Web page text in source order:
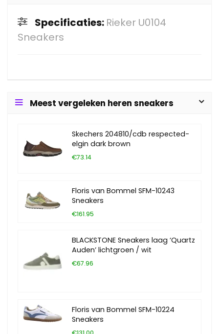
Specificaties: Rieker U0104
Sneakers
Meest vergeleken heren sneakers
Skechers 204810/cdb respected-
elgin dark brown
€73.14
Floris van Bommel SFM-10243
Sneakers
€161.95
BLACKSTONE Sneakers laag ‘Quartz
Auden’ lichtgroen / wit
€67.96
Floris van Bommel SFM-10224
Sneakers